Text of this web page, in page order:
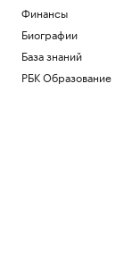
Финансы
Биографии
База знаний
РБК Образование